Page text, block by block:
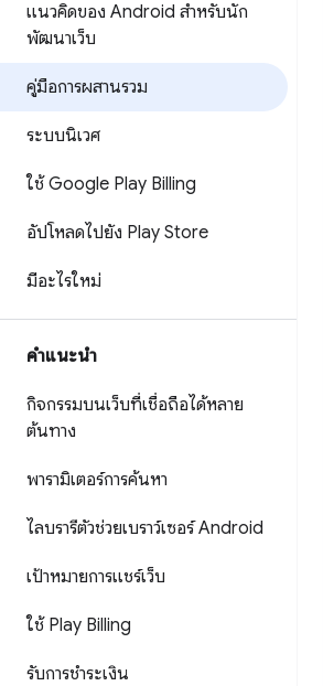
แนวคิดของ Android สำหรับนัก
พัฒนาเว็บ
คู่มือการผสานรวม
ระบบนิเวศ
ใช้ Google Play Billing
อัปโหลดไปยัง Play Store
มีอะไรใหม่
คำแนะนำ
กิจกรรมบนเว็บที่เชื่อถือได้หลาย
ต้นทาง
พารามิเตอร์การค้นหา
ไลบรารีตัวช่วยเบราว์เซอร์ Android
เป้าหมายการแชร์เว็บ
ใช้ Play Billing
รับการชำระเงิน